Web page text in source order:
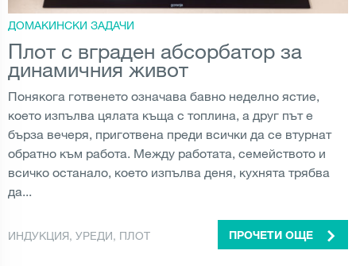
ДОМАКИНСКИ ЗАДАЧИ
Плот с вграден абсорбатор за
динамичния живот
Понякога готвенето означава бавно неделно ястие,
което изпълва цялата къща с топлина, а друг път е
бърза вечеря, приготвена преди всички да се втурнат
обратно към работа. Между работата, семейството и
всичко останало, което изпълва деня, кухнята трябва
да...
ИНДУКЦИЯ, УРЕДИ, ПЛОТ ПРОЧЕТИ ОЩЕ